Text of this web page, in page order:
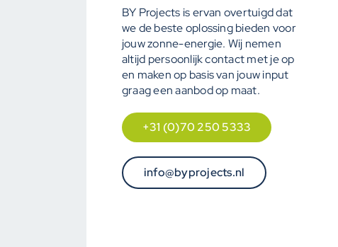
BY Projects is ervan overtuigd dat
we de beste oplossing bieden voor
jouw zonne-energie. Wij nemen
altijd persoonlijk contact met je op
en maken op basis van jouw input
graag een aanbod op maat.
+31 (0)70 250 5333
info@byprojects.nl